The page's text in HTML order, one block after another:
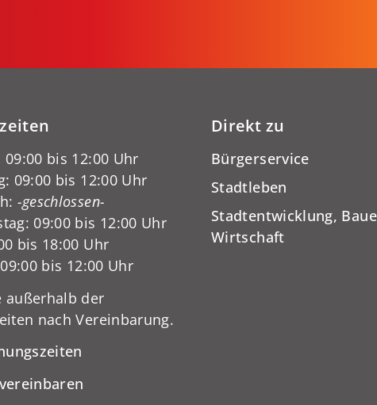
09:00 bis 12:00 Uhr
09:00 bis 12:00 Uhr
-geschlossen-
09:00 bis 12:00 Uhr
bis 18:00 Uhr
bis 12:00 Uhr
außerhalb der
nach Vereinbarung.
Direkt zu
Bürgerservice
Stadtleben
Stadtentwicklung,
Wirtschaft